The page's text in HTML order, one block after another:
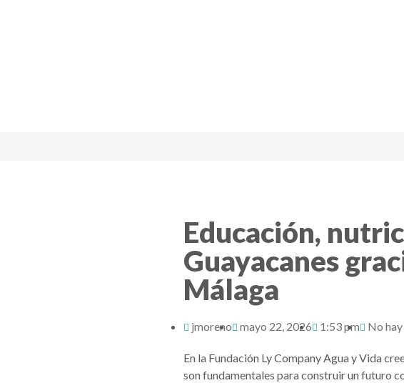
Educación,
Guayacanes
Málaga
jmoreno mayo 22, 2026 1:53 pm No
En la Fundación Ly Company Agua y Vida
son fundamentales para construir un futuro